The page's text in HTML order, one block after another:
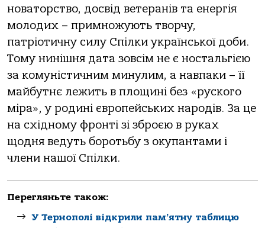
новаторство, досвід ветеранів та енергія
молодих – примножують творчу,
патріотичну силу Спілки української доби.
Тому нинішня дата зовсім не є ностальгією
за комуністичним минулим, а навпаки – її
майбутнє лежить в площині без «руского
міра», у родині європейських народів. За це
на східному фронті зі зброєю в руках
щодня ведуть боротьбу з окупантами і
члени нашої Спілки.
Перегляньте також:
У Тернополі відкрили пам’ятну таблицю